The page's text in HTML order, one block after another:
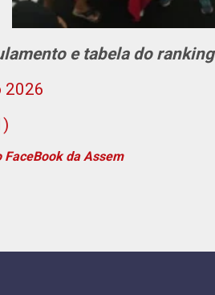
e tabela do ranking
2026
da Assem